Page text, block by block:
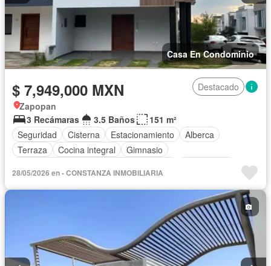
Casa En Condominio
$ 7,949,000 MXN
Destacado
Zapopan
3 Recámaras
3.5 Baños
151 m²
Seguridad
Cisterna Estacionamiento
Alberca
Terraza
Cocina integral
Gimnasio
Sala polivalente
Aire acondicionado
Sin amueblar
28/05/2026 en - CONSTANZA INMOBILIARIA